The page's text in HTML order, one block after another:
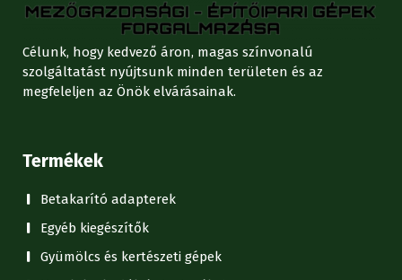
Célunk, hogy kedvező áron, magas színvonalú
szolgáltatást nyújtsunk minden területen és az
megfeleljen az Önök elvárásainak.
Termékek
Betakarító adapterek
Egyéb kiegészítők
Gyümölcs és kertészeti gépek